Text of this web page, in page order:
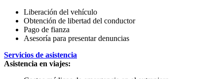
Liberación del vehículo
Obtención de libertad del conductor
Pago de fianza
Asesoría para presentar denuncias
Servicios de asistencia
Asistencia en viajes: